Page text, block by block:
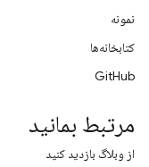
نمونه
کتابخانه‌ها
GitHub
مرتبط بمانید
از وبلاگ بازدید کنید